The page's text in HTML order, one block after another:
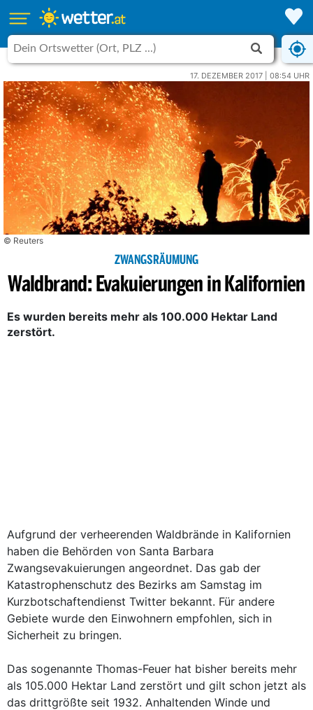
17. DEZEMBER 2017 | 08:54 UHR
© Reuters
ZWANGSRÄUMUNG
Waldbrand: Evakuierungen in Kalifornien
Es wurden bereits mehr als 100.000 Hektar Land
zerstört.
Aufgrund der verheerenden Waldbrände in Kalifornien
haben die Behörden von Santa Barbara
Zwangsevakuierungen angeordnet. Das gab der
Katastrophenschutz des Bezirks am Samstag im
Kurzbotschaftendienst Twitter bekannt. Für andere
Gebiete wurde den Einwohnern empfohlen, sich in
Sicherheit zu bringen.
Das sogenannte Thomas-Feuer hat bisher bereits mehr
als 105.000 Hektar Land zerstört und gilt schon jetzt als
das drittgrößte seit 1932. Anhaltenden Winde und